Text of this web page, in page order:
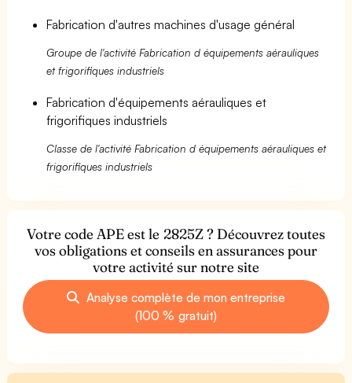
Fabrication d'autres machines d'usage général
Groupe de l'activité Fabrication d équipements aérauliques
et frigorifiques industriels
Fabrication d'équipements aérauliques et
frigorifiques industriels
Classe de l'activité Fabrication d équipements aérauliques et
frigorifiques industriels
Votre code APE est le 2825Z ? Découvrez toutes
vos obligations et conseils en assurances pour
votre activité sur notre site
Analyse complète de mon entreprise
(100 % gratuit)